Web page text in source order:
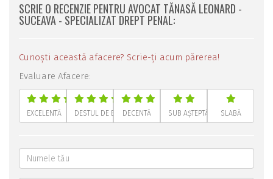
SCRIE O RECENZIE PENTRU AVOCAT TĂNASĂ LEONARD -
SUCEAVA - SPECIALIZAT DREPT PENAL:
Cunoști această afacere? Scrie-ți acum părerea!
Evaluare Afacere:
EXCELENTĂ DESTUL DE BUNĂDECENTĂ SUB AȘTEPTĂRI SLABĂ